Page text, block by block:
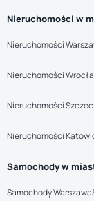
Nieruchomości w
Nieruchomości
Nieruchomości
Nieruchomości
Nieruchomości
Samochody w
Samochody Warszawa